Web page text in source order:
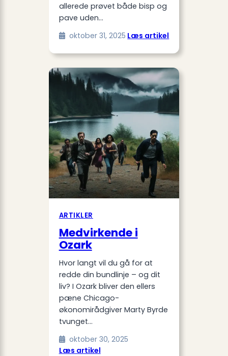
allerede prøvet både bisp og
pave uden…
oktober 31, 2025 Læs artikel
guide
til
krydsord
ARTIKLER
Medvirkende i
Ozark
Hvor langt vil du gå for at
redde din bundlinje – og dit
liv? I Ozark bliver den ellers
pæne Chicago-
økonomirådgiver Marty Byrde
tvunget…
oktober 30, 2025
Læs artikel: